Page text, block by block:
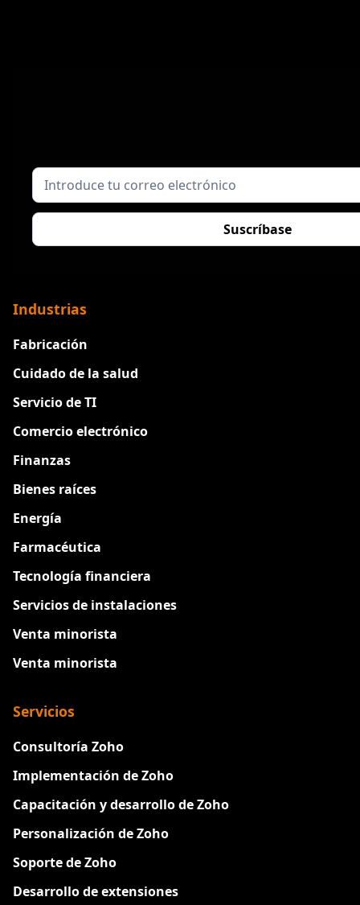
Industrias
Fabricación
Cuidado de la salud
Servicio de TI
Comercio electrónico
Finanzas
Bienes raíces
Energía
Farmacéutica
Tecnología financiera
Servicios de instalaciones
Venta minorista
Venta minorista
Servicios
Consultoría Zoho
Implementación de Zoho
Capacitación y desarrollo de Zoho
Personalización de Zoho
Soporte de Zoho
Desarrollo de extensiones